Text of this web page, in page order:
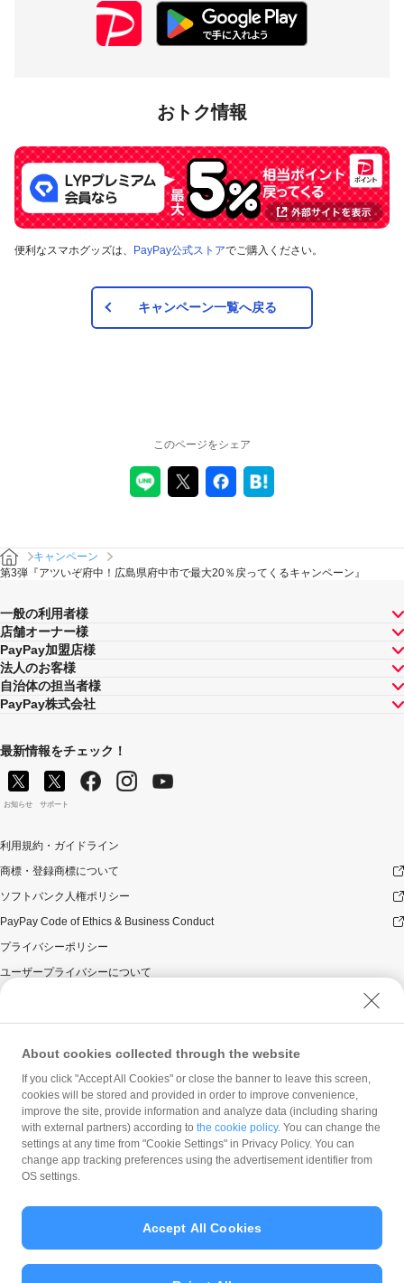
付与上限
5,000円相当／期間
の掲出がある店舗です。事前にアプリの「近くのお店」でも
ご確認いただけます。
対象の支払方法
カード、PayPayあと払い（一括のみ）で、その他のお支払方
法は対象外です。また、オンラインでのお支払いはPayPayピ
本キャンペーン、PayPay利用特典及びPayPay株式会社
るPayPayボーナスの額が最大となるものが適用されま
す。PayPay株式会社が指定する場合を除き、それらが重
同時開催する他の総付キャンペーンの適用条件を満たす
ときにはそれらも適用されますが、1回のお支払いについ
る場合は、本キャンペーンによる付与分が縮減されま
す）。ただし、上記上限は、マイナポイント付与期間中
（2020年9月1日～2021年9月30日）のお支払いに適用さ
れるものであり、2021年10月1日以降は変更予定です。
キャンペーン内容および適用条件を予告なく変更する場
合や、キャンペーン自体を予告なく中止する場合があり
ヤフーカード以外のクレジットカードでお支払いされた
意ください。
対象のお支払方法にてお支払いいただいた際に、仮に本
円相当を超えるときには、当該付与額の合計が5,000円相
当となるよう付与いたします（付与額の合計がキャンペ
ーン期間中5,000円相当を超えることはございません）。
ついて取消し、無効または解除（合意解除を含み、以下
「取消し等」といいます。）となった場合、理由の如何
し等の対象決済についてのPayPayボーナスの付与は全て
返金の有無にかかわらず、「キャンペーン期間中の付与
のみ減額されます。そのため、「キャンペーン期間中の
付与合計」が5,000円相当に到達して以降に取消し等を行
った方が、当該取消し等の前に、PayPay決済をしていた
場合であっても、当該取消し等によって取消し等の前に
行った決済が本キャンペーンの対象となることはありま
せん。
おトク情報
便利なスマホグッズは、 PayPay公式ストアでご購入ください。
キャンペーン一覧へ戻る
このページをシェア
キャンペーン
第3弾『アツいぞ府中！広島県府中市で最大20％戻ってくるキャンペーン』
一般の利用者様
店舗オーナー様
PayPay加盟店様
法人のお客様
自治体の担当者様
PayPay株式会社
最新情報をチェック！
お知らせ サポート
利用規約・ガイドライン
商標・登録商標について
ソフトバンク人権ポリシー
PayPay Code of Ethics & Business Conduct
プライバシーポリシー
ユーザープライバシーについて
ウェブサイト利用規約
反社会的勢力に対する方針
勧誘方針
マネロン等基本方針
カスタマーハラスメントに関する当社の考え方
© PayPay Corporation
About cookies collected through the website
If you click "Accept All Cookies" or close the banner to leave this screen,
cookies will be stored and provided in order to improve convenience,
improve the site, provide information and analyze data (including sharing
with external partners) according to the cookie policy. You can change the
settings at any time from "Cookie Settings" in Privacy Policy. You can
change app tracking preferences using the advertisement identifier from
OS settings.
Accept All Cookies